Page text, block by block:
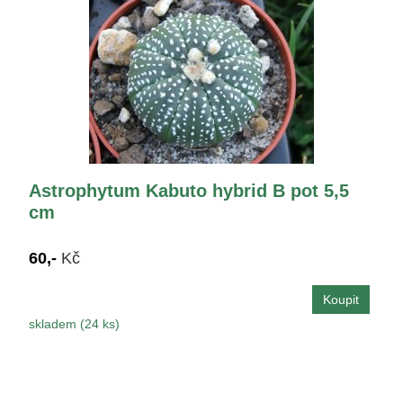
Astrophytum Kabuto hybrid B pot 5,5
cm
60,- Kč
skladem (24 ks)